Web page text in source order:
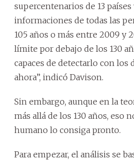
supercentenarios de 13
informaciones de todas las
105 años o más entre 2009 y
límite por debajo de los 130
capaces de detectarlo con los
ahora”, indicó Davison.
Sin embargo, aunque en la
más allá de los 130 años, eso
humano lo consiga pronto.
Para empezar, el análisis se